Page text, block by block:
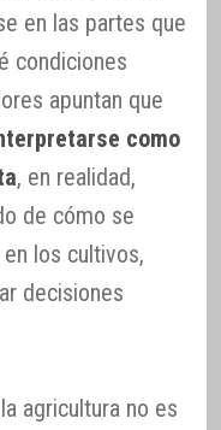
en las partes que
condiciones
apuntan que
como
, en realidad,
de cómo se
los cultivos,
decisiones
agricultura no es